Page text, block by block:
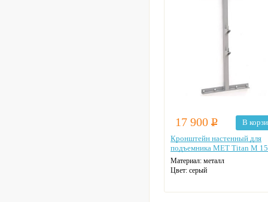
17 900 Р
В
Кронштейн настенный для
подъемника MET Titan M
Материал: металл
Цвет: серый